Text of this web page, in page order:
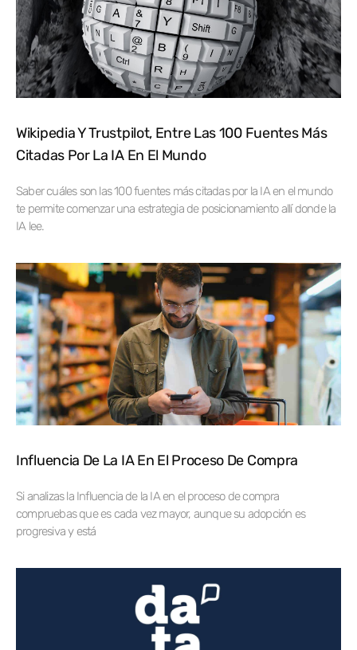
Wikipedia Y Trustpilot, Entre Las 100 Fuentes Más
Citadas Por La IA En El Mundo
Saber cuáles son las 100 fuentes más citadas por la IA en el mundo
te permite comenzar una estrategia de posicionamiento allí donde la
IA lee.
Influencia De La IA En El Proceso De Compra
Si analizas la Influencia de la IA en el proceso de compra
compruebas que es cada vez mayor, aunque su adopción es
progresiva y está